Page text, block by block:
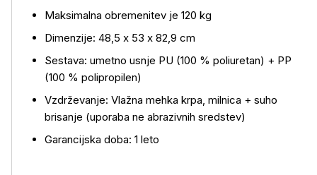
Maksimalna obremenitev je 120 kg
Dimenzije: 48,5 x 53 x 82,9 cm
Sestava: umetno usnje PU (100 % poliuretan) + PP
(100 % polipropilen)
Vzdrževanje: Vlažna mehka krpa, milnica + suho
brisanje (uporaba ne abrazivnih sredstev)
Garancijska doba: 1 leto